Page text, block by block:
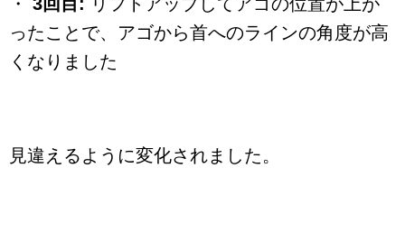
ったことで、アゴから首へのラインの角度が高
くなりました
見違えるように変化されました。